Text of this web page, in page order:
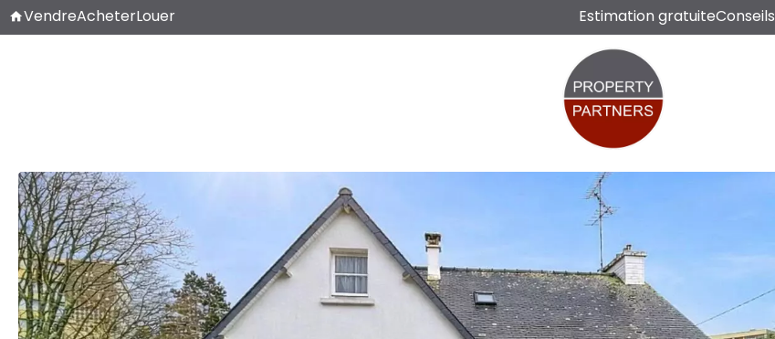
VendreAcheterLouer Estimation gratuiteConseils